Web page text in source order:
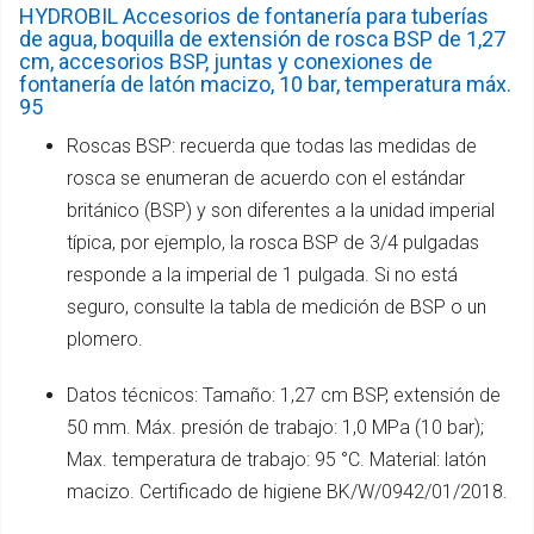
HYDROBIL Accesorios de fontanería para tuberías
de agua, boquilla de extensión de rosca BSP de 1,27
cm, accesorios BSP, juntas y conexiones de
fontanería de latón macizo, 10 bar, temperatura máx.
95
Roscas BSP: recuerda que todas las medidas de
rosca se enumeran de acuerdo con el estándar
británico (BSP) y son diferentes a la unidad imperial
típica, por ejemplo, la rosca BSP de 3/4 pulgadas
responde a la imperial de 1 pulgada. Si no está
seguro, consulte la tabla de medición de BSP o un
plomero.
Datos técnicos: Tamaño: 1,27 cm BSP, extensión de
50 mm. Máx. presión de trabajo: 1,0 MPa (10 bar);
Max. temperatura de trabajo: 95 °C. Material: latón
macizo. Certificado de higiene BK/W/0942/01/2018.